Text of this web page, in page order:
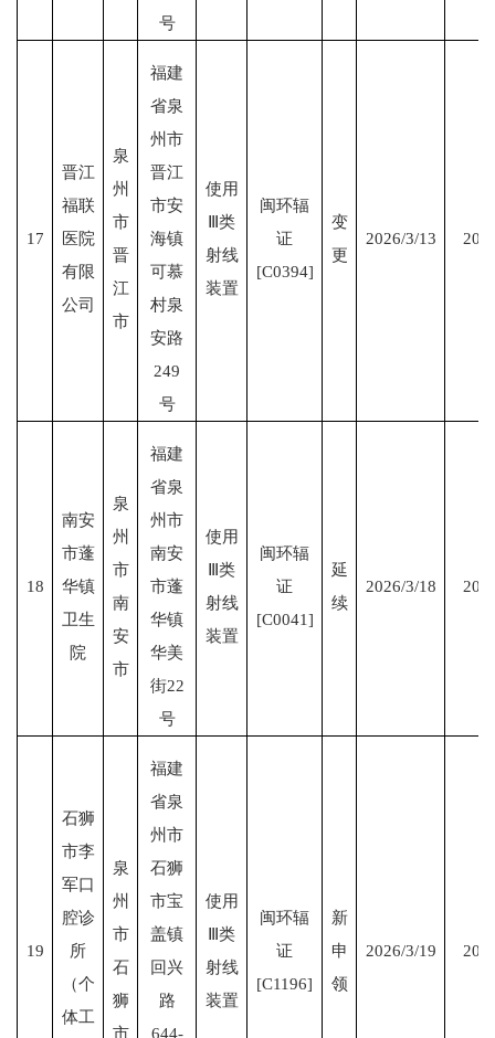
号
17
晋江
福联
医院
有限
公司
泉
州
市
晋
江
市
福建
省泉
州市
晋江
市安
海镇
可慕
村泉
安路
249
号
使用
Ⅲ类
射线
装置
闽环辐
证
[C0394]
变
更
2026/3/13
18
南安
市蓬
华镇
卫生
院
泉
州
市
南
安
市
福建
省泉
州市
南安
市蓬
华镇
华美
街22
号
使用
Ⅲ类
射线
装置
闽环辐
证
[C0041]
延
续
2026/3/18
19
石狮
市李
军口
腔诊
所
（个
体工
泉
州
市
石
狮
市
福建
省泉
州市
石狮
市宝
盖镇
回兴
路
644-
使用
Ⅲ类
射线
装置
闽环辐
证
[C1196]
新
申
领
2026/3/19